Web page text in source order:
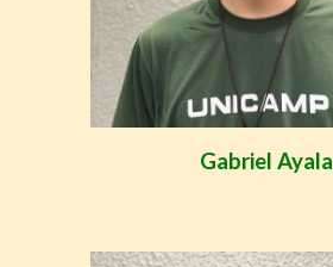
Gabriel Ayala